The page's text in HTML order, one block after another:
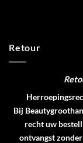
Retour
Bij
recht uw
ontvangst